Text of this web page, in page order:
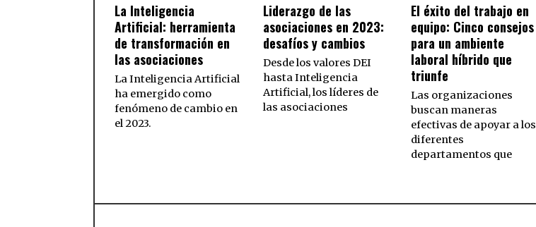
La Inteligencia
Artificial: herramienta
de transformación en
las asociaciones
La Inteligencia Artificial
ha emergido como
fenómeno de cambio en
el 2023.
Liderazgo de las
asociaciones en 2023:
desafíos y cambios
Desde los valores DEI
hasta Inteligencia
Artificial, los líderes de
las asociaciones
El éxito del trabajo en
equipo: Cinco consejos
para un ambiente
laboral híbrido que
triunfe
Las organizaciones
buscan maneras
efectivas de apoyar a los
diferentes
departamentos que